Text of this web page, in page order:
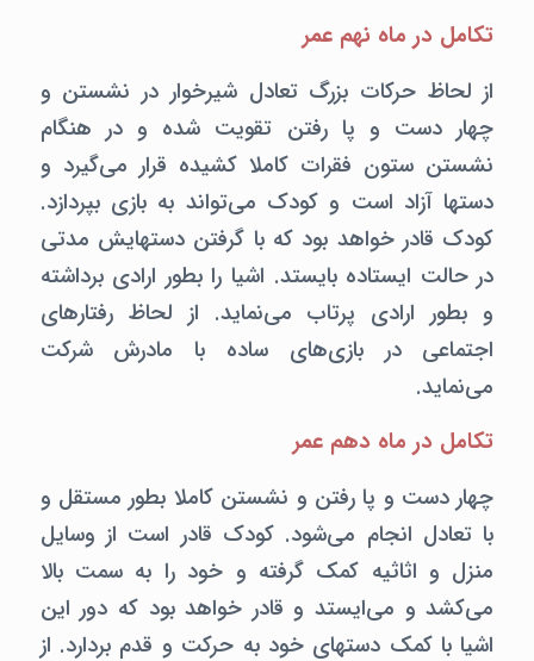
تکامل در ماه نهم عمر
از لحاظ حرکات بزرگ تعادل شیرخوار در نشستن و
چهار دست و پا رفتن تقویت شده و در هنگام
نشستن ستون فقرات کاملا کشیده قرار می‌گیرد و
دستها آزاد است و کودک می‌تواند به بازی بپردازد.
کودک قادر خواهد بود که با گرفتن دستهایش مدتی
در حالت ایستاده بایستد. اشیا را بطور ارادی برداشته
و بطور ارادی پرتاب می‌نماید. از لحاظ رفتارهای
اجتماعی در بازی‌های ساده با مادرش شرکت
می‌نماید.
تکامل در ماه دهم عمر
چهار دست و پا رفتن و نشستن کاملا بطور مستقل و
با تعادل انجام می‌شود. کودک قادر است از وسایل
منزل و اثاثیه کمک گرفته و خود را به سمت بالا
می‌کشد و می‌ایستد و قادر خواهد بود که دور این
اشیا با کمک دستهای خود به حرکت و قدم بردارد. از